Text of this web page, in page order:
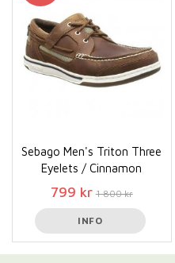
Sebago Men's Triton Three
Eyelets / Cinnamon
799 kr 1 800 kr
INFO